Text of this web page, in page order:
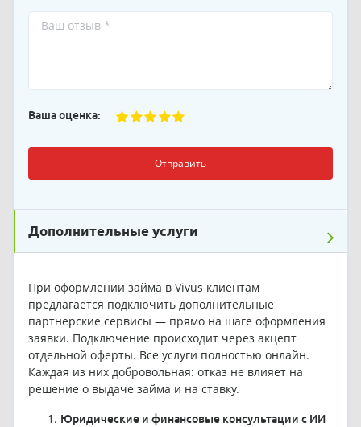
Ваша оценка:
Отправить
Дополнительные услуги
При оформлении займа в Vivus клиентам
предлагается подключить дополнительные
партнерские сервисы — прямо на шаге оформления
заявки. Подключение происходит через акцепт
отдельной оферты. Все услуги полностью онлайн.
Каждая из них добровольная: отказ не влияет на
решение о выдаче займа и на ставку.
Юридические и финансовые консультации с ИИ